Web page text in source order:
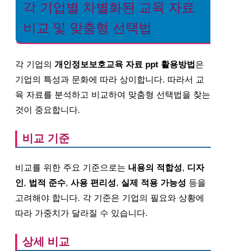
각 기업별 차별화된 교육 자료
비교 및 맞춤형 선택법
각 기업의 개인정보보호교육 자료 ppt 활용방법 은
기업의 특성과 문화에 따라 상이합니다. 따라서 교
육 자료를 분석하고 비교하여 맞춤형 선택법을 찾는
것이 중요합니다.
비교 기준
비교를 위한 주요 기준으로는 내용의 적합성, 디자
인, 법적 준수, 사용 편리성, 실제 적용 가능성 등을
고려해야 합니다. 각 기준은 기업의 필요와 상황에
따라 가중치가 달라질 수 있습니다.
상세 비교